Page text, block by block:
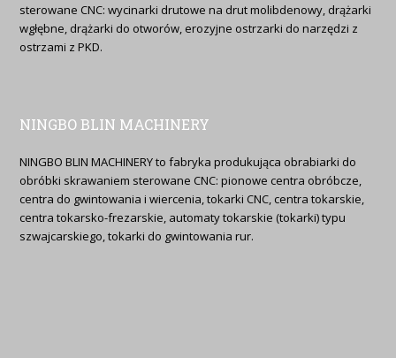
sterowane CNC: wycinarki drutowe na drut molibdenowy, drążarki
wgłębne, drążarki do otworów, erozyjne ostrzarki do narzędzi z
ostrzami z PKD.
NINGBO BLIN MACHINERY
NINGBO BLIN MACHINERY to fabryka produkująca obrabiarki do
obróbki skrawaniem sterowane CNC: pionowe centra obróbcze,
centra do gwintowania i wiercenia, tokarki CNC, centra tokarskie,
centra tokarsko-frezarskie, automaty tokarskie (tokarki) typu
szwajcarskiego, tokarki do gwintowania rur.